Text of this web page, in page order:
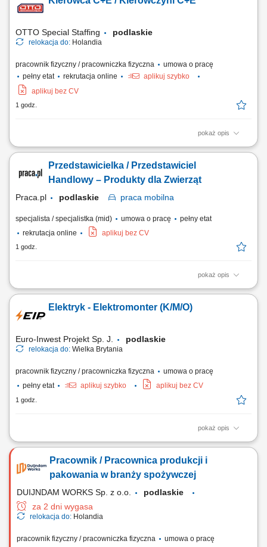
systemie w języku polskim. Opieka polskojęzycznego Koordynatora i
szkoleniowca! Układanie towaru; Kontrola jakości; Inne proste prace na
OTTO Special Staffing podlaskie
relokacja do: Holandia
pracownik fizyczny / pracowniczka fizyczna
umowa o pracę
pełny etat
rekrutacja online
aplikuj szybko
aplikuj bez CV
1 godz.
pokaż opis
Zakres obowiązków Bezpieczny transport towarów ciągnikami
Załadunek, rozładunek oraz kontrola ładunku i dokumentacji
transportowej. Profesjonalna obsługa klientów i reprezentowanie firmy.
Przedstawicielka / Przedstawiciel
Handlowy – Produkty dla Zwierząt
Praca.pl podlaskie praca mobilna
specjalista / specjalistka (mid) umowa o pracę
pełny etat
rekrutacja online
aplikuj bez CV
1 godz.
pokaż opis
Zakres obowiązków: Aktywna sprzedaż produktów przeznaczonych dla
rozwijanie bazy klientów przekazanej przez pracodawcę. Pozyskiwanie
nowych klientów i budowanie długofalowych relacji biznesowych.
Elektryk - Elektromonter (K/M/O)
Euro-Inwest Projekt Sp. J. podlaskie
relokacja do: Wielka Brytania
pracownik fizyczny / pracowniczka fizyczna
umowa o pracę
pełny etat
aplikuj szybko aplikuj bez CV
1 godz.
pokaż opis
Budowa i montaż tras kablowych. Montaż linii kablowych. Montaż
urządzeń sterowania i oświetlenia. Montaż rozdzielnic i szaf
sterowniczych.
Pracownik / Pracownica produkcji i
pakowania w branży spożywczej
DUIJNDAM WORKS Sp. z o.o.
podlaskie
za 2 dni wygasa
relokacja do: Holandia
pracownik fizyczny / pracowniczka fizyczna
umowa o pracę